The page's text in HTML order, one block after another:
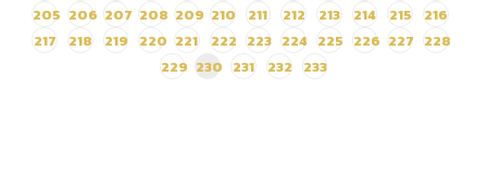
205 206 207 208 209 210 211 212 213 214 215
216
217
218 219 220 221 222 223 224 225 226 227 228
229 230 231 232 233